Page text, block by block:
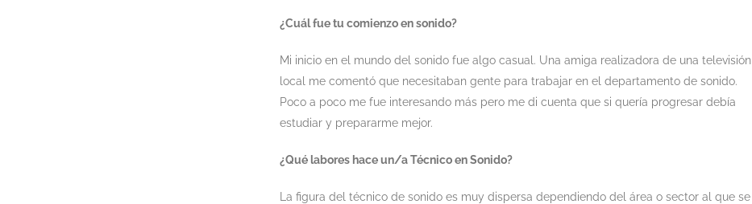
¿Cuál fue tu comienzo en sonido?
Mi inicio en el mundo del sonido fue algo casual. Una amiga realizadora de una televisión
local me comentó que necesitaban gente para trabajar en el departamento de sonido.
Poco a poco me fue interesando más pero me di cuenta que si quería progresar debía
estudiar y prepararme mejor.
¿Qué labores hace un/a Técnico en Sonido?
La figura del técnico de sonido es muy dispersa dependiendo del área o sector al que se